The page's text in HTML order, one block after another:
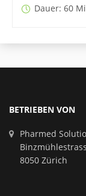
Dauer: 60
BETRIEBEN VON
Pharmed
8050 Zürich